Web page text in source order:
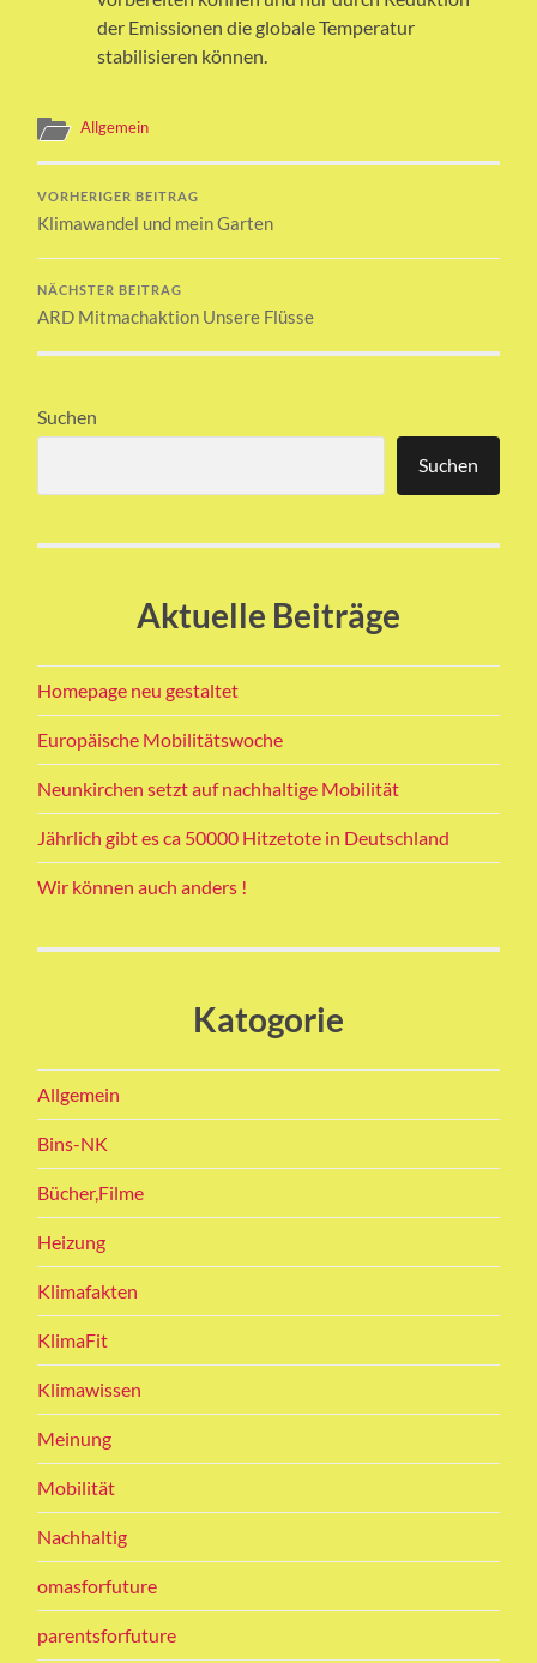
der Emissionen die globale Temperatur
stabilisieren können.
Allgemein
VORHERIGER BEITRAG
Klimawandel und mein Garten
NÄCHSTER BEITRAG
ARD Mitmachaktion Unsere Flüsse
Suchen
Suchen
Aktuelle Beiträge
Homepage neu gestaltet
Europäische Mobilitätswoche
Neunkirchen setzt auf nachhaltige Mobilität
Jährlich gibt es ca 50000 Hitzetote in Deutschland
Wir können auch anders !
Katogorie
Allgemein
Bins-NK
Bücher,Filme
Heizung
Klimafakten
KlimaFit
Klimawissen
Meinung
Mobilität
Nachhaltig
omasforfuture
parentsforfuture